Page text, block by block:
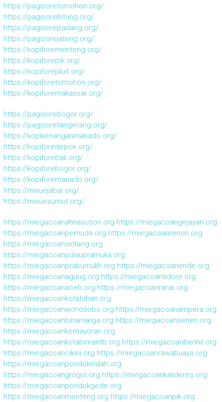
https://pagisoretomohon.org/
https://pagisorebitung.org/
https://pagisorepadang.org/
https://pagisorejateng.org/
https://kopiforementeng.org/
https://kopiforepik.org/
https://kopiforepluit.org/
https://kopiforetomohon.org/
https://kopiforemakassar.org/
https://pagisorebogor.org/
https://pagisoretangerang.org/
https://kopikenanganmanado.org/
https://kopiforedepok.org/
https://kopiforebali.org/
https://kopiforebogor.org/
https://kopiforemanado.org/
https://mixuejabar.org/
https://mixuesumut.org/
https://miegacoanahnasution.org https://miegacoangejayan.org
https://miegacoanpemuda.org https://miegacoanrenon.org
https://miegacoansintang.org
https://miegacoanpulaupramuka.org
https://miegacoanprabumulih.org https://miegacoanende.org
https://miegacoanagung.org https://miegacoantidore.org
https://miegacoanaceh.org https://miegacoanranai.org
https://miegacoankotatahan.org
https://miegacoanwonosobo.org https://miegacoanampera.org
https://miegacoanbinamarga.org https://miegacoansenen.org
https://miegacoankemayoran.org
https://miegacoankotabimantb.org https://miegacoanbenhil.org
https://miegacoancikini.org https://miegacoanrawabuaya.org
https://miegacoanpondokindah.org
https://miegacoangrogol.org https://miegacoankalideres.org
https://miegacoanpondokgede.org
https://miegacoanmenteng.org https://miegacoanpik.org